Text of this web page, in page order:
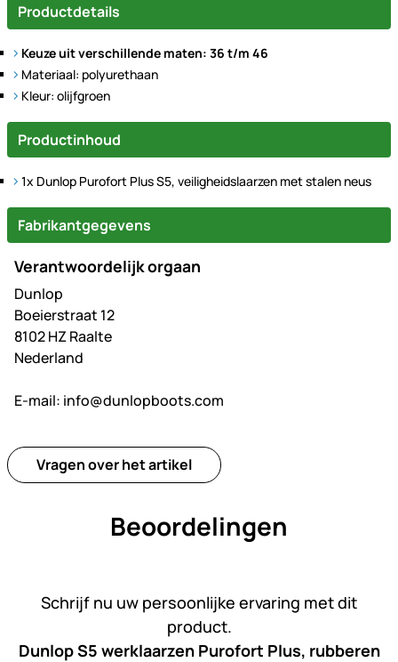
Productdetails
Keuze uit verschillende maten: 36 t/m 46
Materiaal: polyurethaan
Kleur: olijfgroen
Productinhoud
1x Dunlop Purofort Plus S5, veiligheidslaarzen met stalen neus
Fabrikantgegevens
Verantwoordelijk orgaan
Dunlop
Boeierstraat 12
8102 HZ Raalte
Nederland
E-mail: info@dunlopboots.com
Vragen over het artikel
Beoordelingen
Schrijf nu uw persoonlijke ervaring met dit
product.
Dunlop S5 werklaarzen Purofort Plus, rubberen